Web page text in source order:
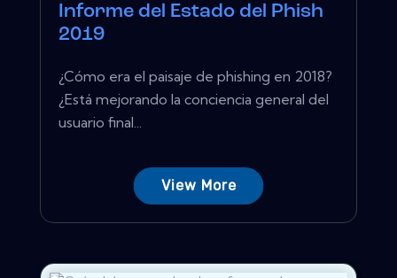
Informe del Estado del Phish
2019
¿Cómo era el paisaje de phishing en 2018?
¿Está mejorando la conciencia general del
usuario final...
View More